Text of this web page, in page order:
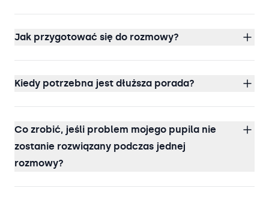
Jak przygotować się do rozmowy?
Kiedy potrzebna jest dłuższa porada?
Co zrobić, jeśli problem mojego pupila nie
zostanie rozwiązany podczas jednej
rozmowy?